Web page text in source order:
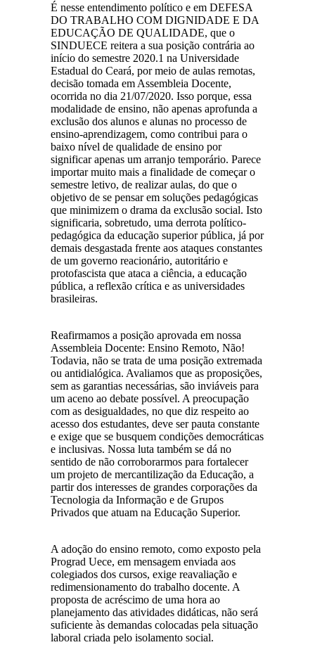
É nesse entendimento político e em DEFESA
DO TRABALHO COM DIGNIDADE E DA
EDUCAÇÃO DE QUALIDADE, que o
SINDUECE reitera a sua posição contrária ao
início do semestre 2020.1 na Universidade
Estadual do Ceará, por meio de aulas remotas,
decisão tomada em Assembleia Docente,
ocorrida no dia 21/07/2020. Isso porque, essa
modalidade de ensino, não apenas aprofunda a
exclusão dos alunos e alunas no processo de
ensino-aprendizagem, como contribui para o
baixo nível de qualidade de ensino por
significar apenas um arranjo temporário. Parece
importar muito mais a finalidade de começar o
semestre letivo, de realizar aulas, do que o
objetivo de se pensar em soluções pedagógicas
que minimizem o drama da exclusão social. Isto
significaria, sobretudo, uma derrota político-
pedagógica da educação superior pública, já por
demais desgastada frente aos ataques constantes
de um governo reacionário, autoritário e
protofascista que ataca a ciência, a educação
pública, a reflexão crítica e as universidades
brasileiras.
Reafirmamos a posição aprovada em nossa
Assembleia Docente: Ensino Remoto, Não!
Todavia, não se trata de uma posição extremada
ou antidialógica. Avaliamos que as proposições,
sem as garantias necessárias, são inviáveis para
um aceno ao debate possível. A preocupação
com as desigualdades, no que diz respeito ao
acesso dos estudantes, deve ser pauta constante
e exige que se busquem condições democráticas
e inclusivas. Nossa luta também se dá no
sentido de não corroborarmos para fortalecer
um projeto de mercantilização da Educação, a
partir dos interesses de grandes corporações da
Tecnologia da Informação e de Grupos
Privados que atuam na Educação Superior.
A adoção do ensino remoto, como exposto pela
Prograd Uece, em mensagem enviada aos
colegiados dos cursos, exige reavaliação e
redimensionamento do trabalho docente. A
proposta de acréscimo de uma hora ao
planejamento das atividades didáticas, não será
suficiente às demandas colocadas pela situação
laboral criada pelo isolamento social.